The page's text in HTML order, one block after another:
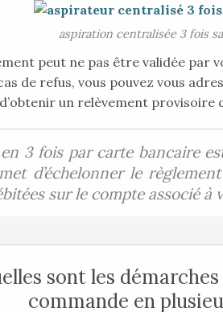
aspiration centralisée 3 fois
peut ne pas être validée par
de refus, vous pouvez vous
d’obtenir un relèvement provisoire
3 fois par carte bancaire
d’échelonner le
sur le compte associé à
sont les
commande en